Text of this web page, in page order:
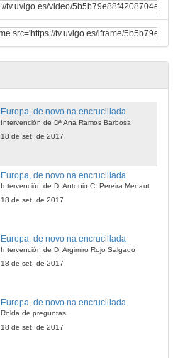
18 de set. de 2017
Europa, de novo na encrucillada
Europa, de novo na encrucillada
Intervención de Dª Ana Ramos Barbosa
18 de set. de 2017
Europa, de novo na encrucillada
Intervención de D. Antonio C. Pereira Menaut
18 de set. de 2017
Europa, de novo na encrucillada
Intervención de D. Argimiro Rojo Salgado
18 de set. de 2017
Europa, de novo na encrucillada
Rolda de preguntas
18 de set. de 2017